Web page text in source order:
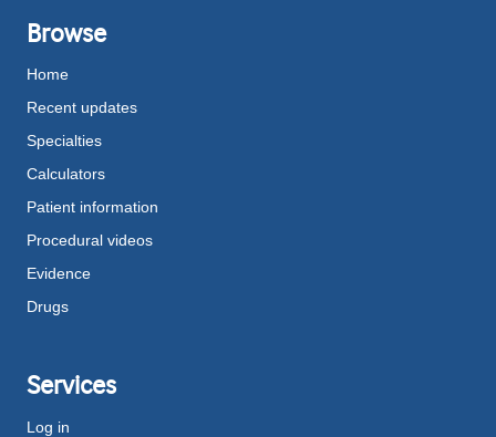
Browse
Home
Recent updates
Specialties
Calculators
Patient information
Procedural videos
Evidence
Drugs
Services
Log in